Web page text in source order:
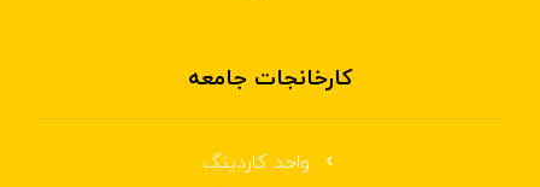
کارخانجات جامعه
واحد کاردینگ